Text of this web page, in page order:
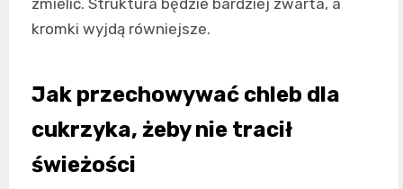
kromki wyjdą równiejsze.
Jak przechowywać chleb dla
cukrzyka, żeby nie tracił
świeżości